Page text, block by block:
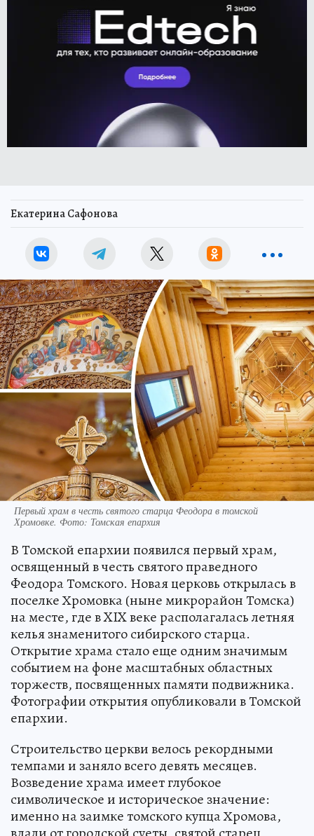
Екатерина Сафонова
Первый храм в честь святого старца Феодора в томской
Хромовке. Фото: Томская епархия
В Томской епархии появился первый храм,
освященный в честь святого праведного
Феодора Томского. Новая церковь открылась в
поселке Хромовка (ныне микрорайон Томска)
на месте, где в XIX веке располагалась летняя
келья знаменитого сибирского старца.
Открытие храма стало еще одним значимым
событием на фоне масштабных областных
торжеств, посвященных памяти подвижника.
Фотографии открытия опубликовали в Томской
епархии.
Строительство церкви велось рекордными
темпами и заняло всего девять месяцев.
Возведение храма имеет глубокое
символическое и историческое значение:
именно на заимке томского купца Хромова,